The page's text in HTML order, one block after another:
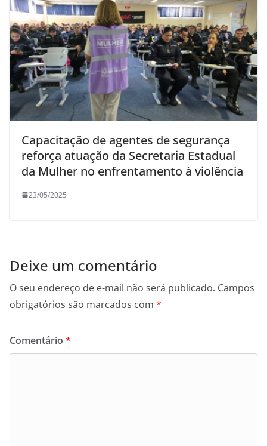
Capacitação de agentes de segurança
reforça atuação da Secretaria Estadual
da Mulher no enfrentamento à violência
23/05/2025
Deixe um comentário
O seu endereço de e-mail não será publicado. Campos
obrigatórios são marcados com *
Comentário *